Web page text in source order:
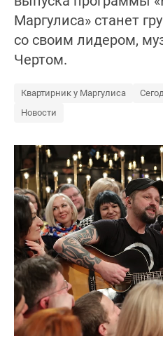
Маргулиса» станет
со своим лидером,
Чертом.
Квартирник у Маргулиса
Новости